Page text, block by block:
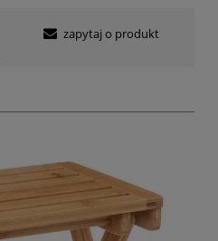
zapytaj o produkt